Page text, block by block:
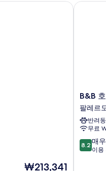
현
₩213,341
B&B
호
텔
팔
레
르
모
B&B
팔레르
반려
무료
10
점
8.2 매
이용
B&B 호